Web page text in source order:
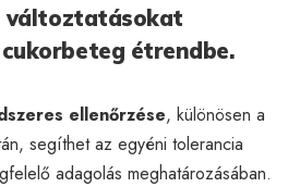
változtatásokat
étrendbe.
ellenőrzése, különösen a
segíthet az egyéni tolerancia
adagolás meghatározásában.